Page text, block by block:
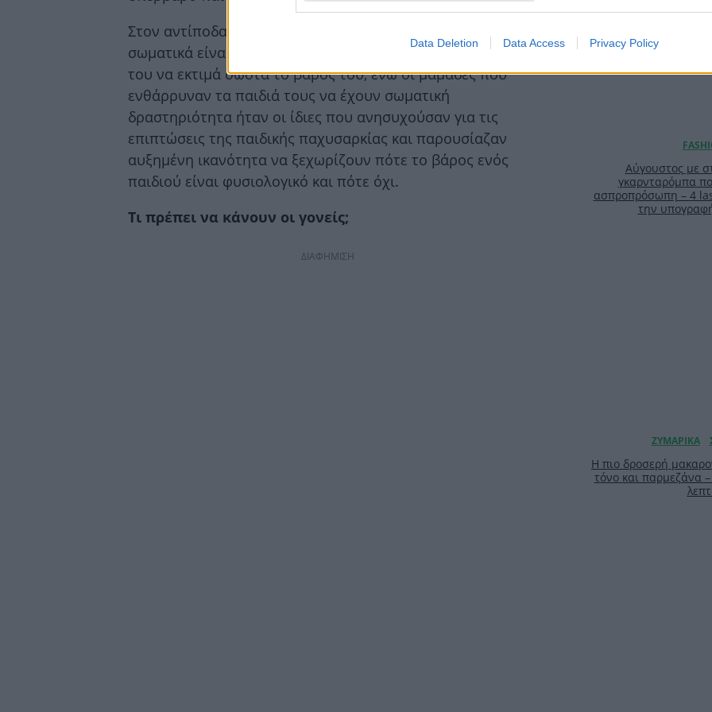
Data Deletion Data Access Privacy Policy
Στον αντίποδα, η μελέτη έδειξε πως, όσο πιο δραστήριο
σωματικά είναι ένα παιδί, τόσο πιθανότερο είναι η μαμά
του να εκτιμά σωστά το βάρος του, ενώ οι μαμάδες που
ενθάρρυναν τα παιδιά τους να έχουν σωματική
δραστηριότητα ήταν οι ίδιες που ανησυχούσαν για τις
επιπτώσεις της παιδικής παχυσαρκίας και παρουσίαζαν
αυξημένη ικανότητα να ξεχωρίζουν πότε το βάρος ενός
παιδιού είναι φυσιολογικό και πότε όχι.
Τι πρέπει να κάνουν οι γονείς;
ΔΙΑΦΗΜΙΣΗ
Αύγουστος με
γκαρνταρόμπα
ασπροπρόσωπη – 4
την
Η πιο δροσερή
τόνο και παρμεζάνα